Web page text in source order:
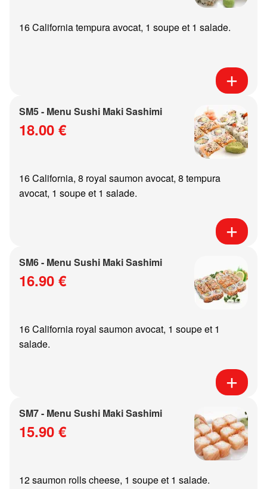
16 California tempura avocat, 1 soupe et 1 salade.
SM5 - Menu Sushi Maki Sashimi
18.00 €
16 California, 8 royal saumon avocat, 8 tempura
avocat, 1 soupe et 1 salade.
SM6 - Menu Sushi Maki Sashimi
16.90 €
16 California royal saumon avocat, 1 soupe et 1
salade.
SM7 - Menu Sushi Maki Sashimi
15.90 €
12 saumon rolls cheese, 1 soupe et 1 salade.